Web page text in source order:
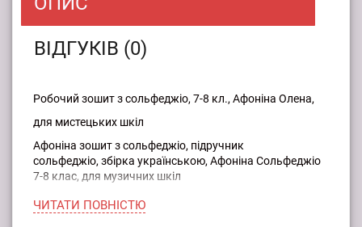
ВІДГУКІВ (0)
Робочий зошит з сольфеджіо, 7-8 кл., Афоніна Олена,
для мистецьких шкіл
Афоніна зошит з сольфеджіо, підручник
сольфеджіо, збірка українською, Афоніна Сольфеджіо
7-8 клас, для музичних шкіл
32 стор.
ЧИТАТИ ПОВНIСТЮ